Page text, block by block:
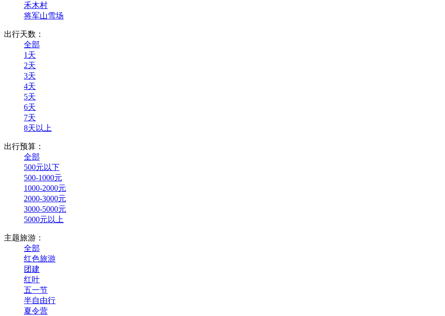
禾木村
将军山雪场
出行天数：
全部
1天
2天
3天
4天
5天
6天
7天
8天以上
出行预算：
全部
500元以下
500-1000元
1000-2000元
2000-3000元
3000-5000元
5000元以上
主题旅游：
全部
红色旅游
团建
红叶
五一节
半自由行
夏令营